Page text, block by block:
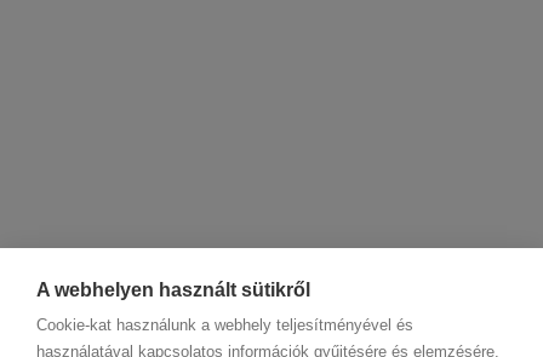
A webhelyen használt sütikről
Cookie-kat használunk a webhely teljesítményével és
használatával kapcsolatos információk gyűjtésére és elemzésére,